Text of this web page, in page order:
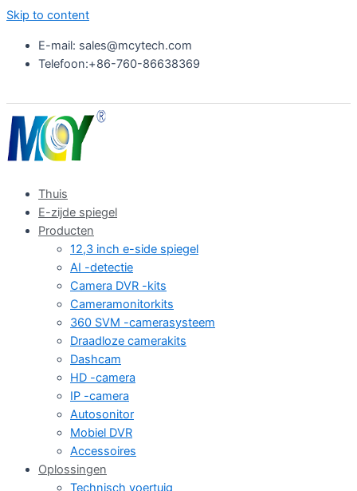
Skip to content
E-mail: sales@mcytech.com
Telefoon:+86-760-86638369
Thuis
E-zijde spiegel
Producten
12,3 inch e-side spiegel
AI -detectie
Camera DVR -kits
Cameramonitorkits
360 SVM -camerasysteem
Draadloze camerakits
Dashcam
HD -camera
IP -camera
Autosonitor
Mobiel DVR
Accessoires
Oplossingen
Technisch voertuig